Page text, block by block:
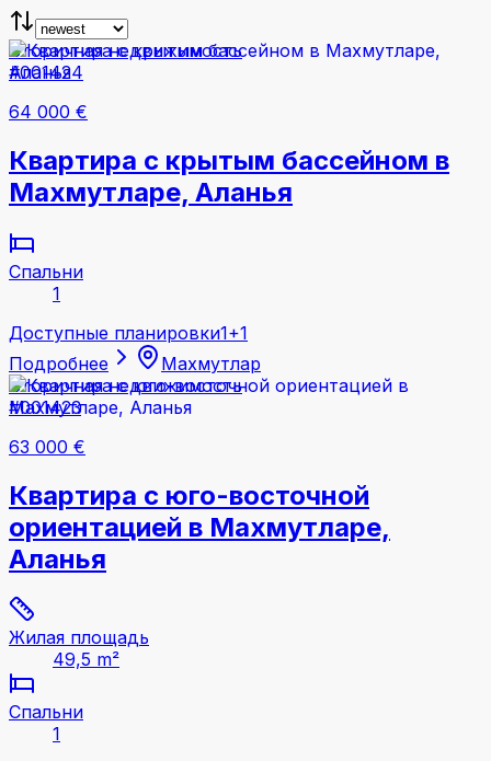
Вторичная недвижимость
#001424
64 000 €
Квартира с крытым бассейном в
Махмутларе, Аланья
Спальни
1
Доступные планировки1+1
Подробнее
Махмутлар
Вторичная недвижимость
#001423
63 000 €
Квартира с юго-восточной
ориентацией в Махмутларе,
Аланья
Жилая площадь
49,5 m²
Спальни
1